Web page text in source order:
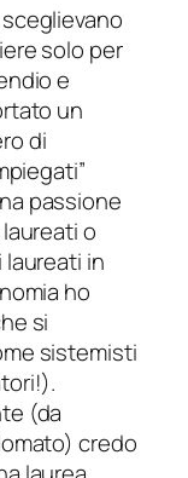
solo per
e
un
di
passione
o
in
ho
si
sistemisti
(da
credo